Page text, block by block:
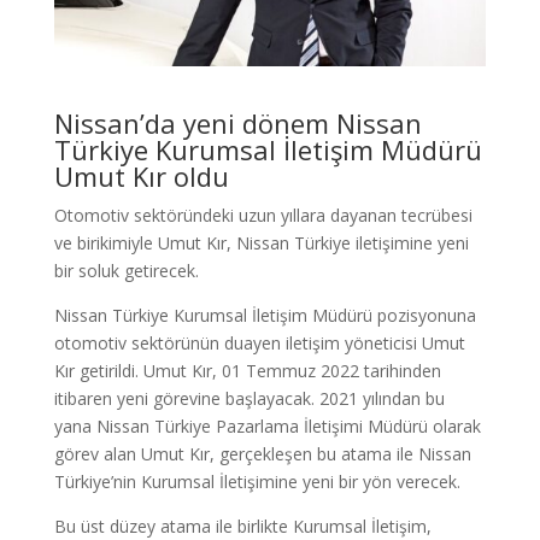
Nissan’da yeni dönem Nissan
Türkiye Kurumsal İletişim Müdürü
Umut Kır oldu
Otomotiv sektöründeki uzun yıllara dayanan tecrübesi
ve birikimiyle Umut Kır, Nissan Türkiye iletişimine yeni
bir soluk getirecek.
Nissan Türkiye Kurumsal İletişim Müdürü pozisyonuna
otomotiv sektörünün duayen iletişim yöneticisi Umut
Kır getirildi. Umut Kır, 01 Temmuz 2022 tarihinden
itibaren yeni görevine başlayacak. 2021 yılından bu
yana Nissan Türkiye Pazarlama İletişimi Müdürü olarak
görev alan Umut Kır, gerçekleşen bu atama ile Nissan
Türkiye’nin Kurumsal İletişimine yeni bir yön verecek.
Bu üst düzey atama ile birlikte Kurumsal İletişim,